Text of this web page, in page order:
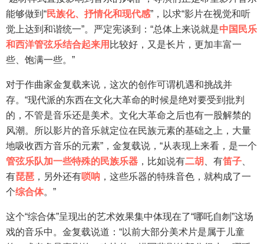
能够做到“民族化、抒情化和现代感”，以求“影片在视觉和听
觉上达到和谐统一”。严定宪谈到：“总体上来说就是中国民乐
和西洋管弦乐结合起来用 比较好，又是长片，更加丰富一
些、饱满一些。”
对于作曲家金复载来说，这次的创作可谓机遇和挑战并
存。“现代派的东西在文化大革命的时候是绝对要受到批判
的，不管是音乐还是美术。文化大革命之后也有一股解禁的
风潮。所以影片的音乐就定位在民族元素的基础之上，大量
地吸收西方音乐的元素”，金复载说，“从表现上来看，是一个
管弦乐队加一些特殊的民族乐器 ，比如说有二胡 、有笛子
有琵琶 ，另外还有唢呐 ，这些乐器的特殊音色，就构成了一
个综合体。”
这个“综合体”呈现出的艺术效果集中体现在了“哪吒自刎”这场
戏的音乐中。金复载说道：“以前大部分美术片是属于儿童